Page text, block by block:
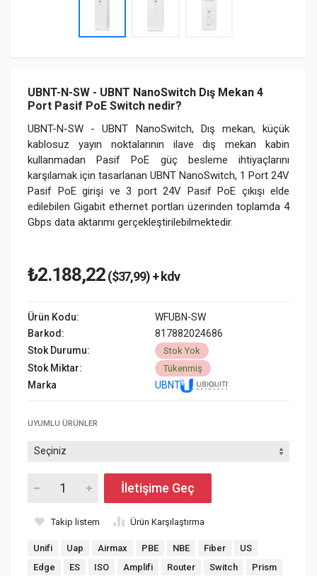
UBNT-N-SW - UBNT NanoSwitch Dış Mekan 4
Port Pasif PoE Switch nedir?
UBNT-N-SW - UBNT NanoSwitch, Dış mekan, küçük
kablosuz yayın noktalarının ilave dış mekan kabin
kullanmadan Pasif PoE güç besleme ihtiyaçlarını
karşılamak için tasarlanan UBNT NanoSwitch, 1 Port 24V
Pasif PoE girişi ve 3 port 24V Pasif PoE çıkışı elde
edilebilen Gigabit ethernet portları üzerinden toplamda 4
Gbps data aktarımı gerçekleştirilebilmektedir.
₺2.188,22($37,99) + kdv
Ürün Kodu:
WFUBN-SW
Barkod:
817882024686
Stok Durumu:
Stok Yok
Stok Miktar: Tükenmiş
Marka UBNT
UYUMLU ÜRÜNLER
İletişime Geç
Takip listem Ürün Karşılaştırma
Unifi Uap Airmax PBE NBE Fiber
US
Edge
ES ISO Amplifi Router Switch Prism